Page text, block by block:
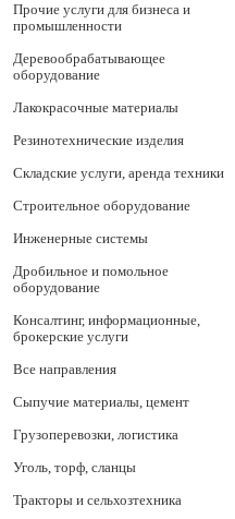
Прочие услуги для бизнеса и
промышленности
Деревообрабатывающее
оборудование
Лакокрасочные материалы
Резинотехнические изделия
Складские услуги, аренда техники
Строительное оборудование
Инженерные системы
Дробильное и помольное
оборудование
Консалтинг, информационные,
брокерские услуги
Все направления
Сыпучие материалы, цемент
Грузоперевозки, логистика
Уголь, торф, сланцы
Тракторы и сельхозтехника